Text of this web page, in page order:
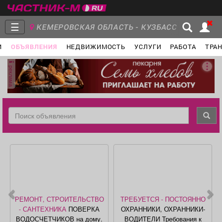
☰ КЕМЕРОВСКАЯ ОБЛАСТЬ - КУЗБАСС
ОБЪЯВЛЕНИЯ НЕДВИЖИМОСТЬ УСЛУГИ РАБОТА
Главная
Группы Новости
Объявления
реклама
РЕМОНТ, СТРОИТЕЛЬСТВО
- САНТЕХНИКА ПОВЕРКА
ВОДОСЧЕТЧИКОВ на дому.
ТРЕБУЕТСЯ - ПОСТОЯННО
ОХРАННИКИ, ОХРАННИКИ-
ВОДИТЕЛИ Требования к